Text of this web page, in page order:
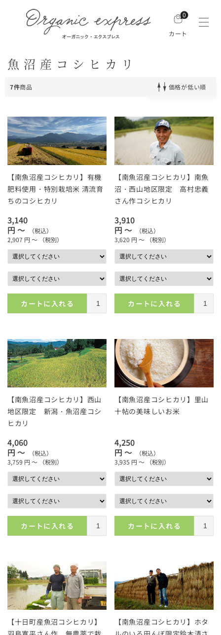
0
カート
魚沼産コシヒカリ
7件商品 価格が低い順
【南魚沼産コシヒカリ】有機
肥料使用・特別栽培米 清流育
ちのコシヒカリ
3,140
円 ～
（税込）
2,907 円 ～ （税別）
カートに入れる
【南魚沼産コシヒカリ】南魚
沼・西山地区限定 高村忠義
さん作コシヒカリ
3,910
円 ～
（税込）
3,620 円 ～ （税別）
カートに入れる
【南魚沼産コシヒカリ】西山
地区限定 新潟・魚沼産コシ
ヒカリ
4,060
円 ～
（税込）
3,759 円 ～ （税別）
カートに入れる
【南魚沼産コシヒカリ】里山
十帖の美味しいお米
4,250
円 ～
（税込）
3,935 円 ～ （税別）
カートに入れる
【十日町産魚沼コシヒカリ】
【南魚沼産コシヒカリ】ホタ